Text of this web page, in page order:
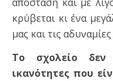
κρύβεται κι ένα
μας και τις
Το σχολείο δεν
ικανότητες που